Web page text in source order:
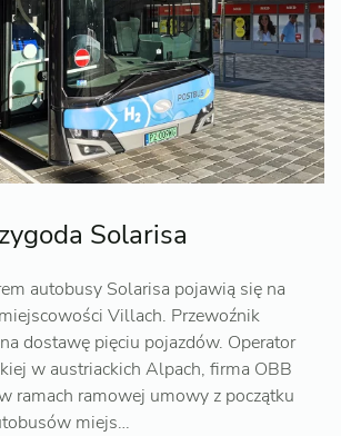
Solarisa
autobusy Solarisa pojawią się na
Villach. Przewoźnik
dostawę pięciu pojazdów. Operator
w austriackich Alpach, firma OBB
ramach ramowej umowy z początku
miejs…